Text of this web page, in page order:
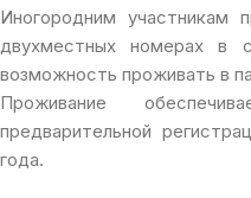
Иногородним участникам
двухместных номерах в
возможность проживать в
Проживание
предварительной
года.